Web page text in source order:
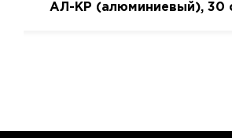
АЛ-КР (алюминиевый), 30